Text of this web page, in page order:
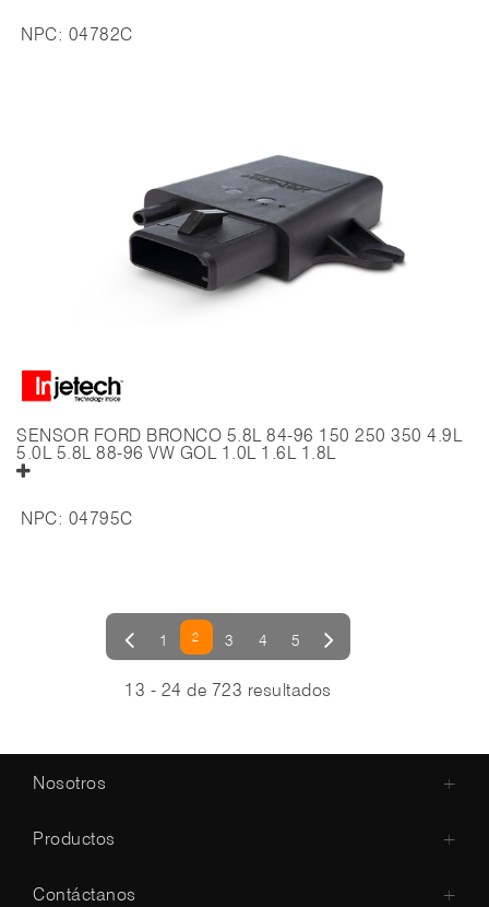
NPC: 04782C
SENSOR FORD BRONCO 5.8L 84-96 150 250 350 4.9L
5.0L 5.8L 88-96 VW GOL 1.0L 1.6L 1.8L
NPC: 04795C
1 2 3 4 5
13 - 24 de 723 resultados
Nosotros +
Productos +
Contáctanos +